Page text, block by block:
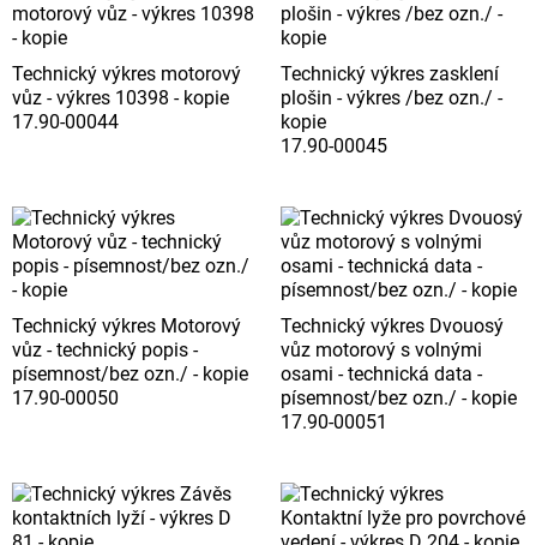
Technický výkres motorový
vůz - výkres 10398 - kopie
17.90-00044
Technický výkres zasklení
plošin - výkres /bez ozn./ -
kopie
17.90-00045
Technický výkres Motorový
vůz - technický popis -
písemnost/bez ozn./ - kopie
17.90-00050
Technický výkres Dvouosý
vůz motorový s volnými
osami - technická data -
písemnost/bez ozn./ - kopie
17.90-00051